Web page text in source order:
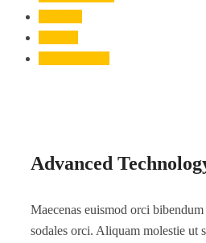
Advanced
Maecenas euismod orci
sodales orci. Aliquam molestie ut